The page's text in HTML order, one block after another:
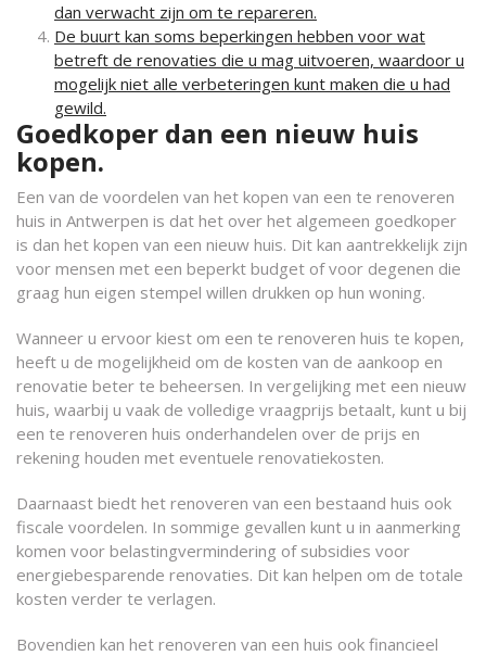
dan verwacht zijn om te repareren.
De buurt kan soms beperkingen hebben voor wat
betreft de renovaties die u mag uitvoeren, waardoor u
mogelijk niet alle verbeteringen kunt maken die u had
gewild.
Goedkoper dan een nieuw huis
kopen.
Een van de voordelen van het kopen van een te renoveren
huis in Antwerpen is dat het over het algemeen goedkoper
is dan het kopen van een nieuw huis. Dit kan aantrekkelijk zijn
voor mensen met een beperkt budget of voor degenen die
graag hun eigen stempel willen drukken op hun woning.
Wanneer u ervoor kiest om een te renoveren huis te kopen,
heeft u de mogelijkheid om de kosten van de aankoop en
renovatie beter te beheersen. In vergelijking met een nieuw
huis, waarbij u vaak de volledige vraagprijs betaalt, kunt u bij
een te renoveren huis onderhandelen over de prijs en
rekening houden met eventuele renovatiekosten.
Daarnaast biedt het renoveren van een bestaand huis ook
fiscale voordelen. In sommige gevallen kunt u in aanmerking
komen voor belastingvermindering of subsidies voor
energiebesparende renovaties. Dit kan helpen om de totale
kosten verder te verlagen.
Bovendien kan het renoveren van een huis ook financieel